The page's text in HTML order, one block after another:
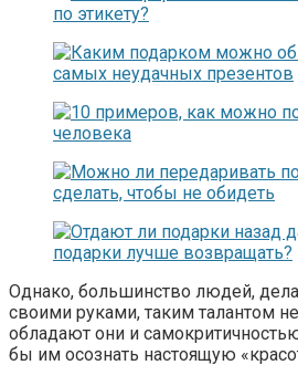
Однако, большинство людей,
своими руками, таким талантом
обладают они и
бы им осознать настоящую